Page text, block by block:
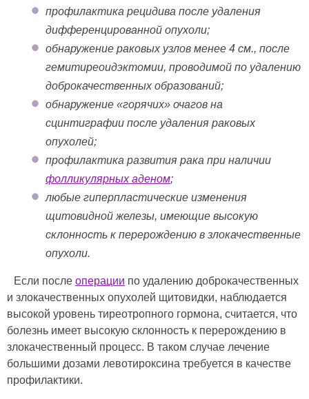
профилактика рецидива после удаления
дифференцированной опухоли;
обнаружение раковых узлов менее 4 см., после
гемитиреоидэктомии, проводимой по удалению
доброкачественных образований;
обнаружение «горячих» очагов на
сцинтиграфии после удаления раковых
опухолей;
профилактика развития рака при наличии
фолликулярных аденом;
любые гиперпластические изменения
щитовидной железы, имеющие высокую
склонность к перерождению в злокачественные
опухоли.
Если после операции по удалению доброкачественных
и злокачественных опухолей щитовидки, наблюдается
высокой уровень тиреотропного гормона, считается, что
болезнь имеет высокую склонность к перерождению в
злокачественный процесс. В таком случае лечение
большими дозами левотироксина требуется в качестве
профилактики.